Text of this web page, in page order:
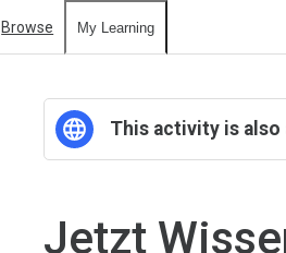
Browse My Learning
This activity is also
Jetzt